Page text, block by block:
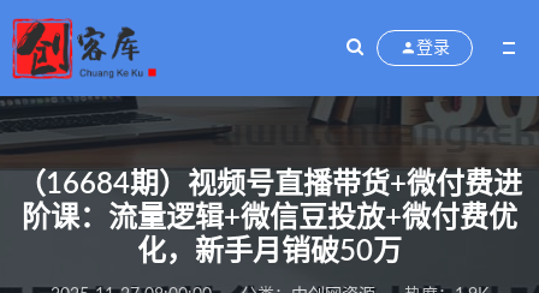
登录
（16684期）视频号直播带货+微付费进
阶课：流量逻辑+微信豆投放+微付费优
化，新手月销破50万